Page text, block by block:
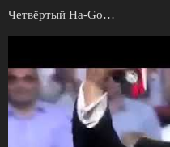
Четвёртый Ha-Go…